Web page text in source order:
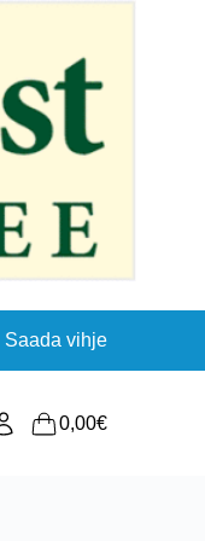
Saada vihje
Shopping
0,00€